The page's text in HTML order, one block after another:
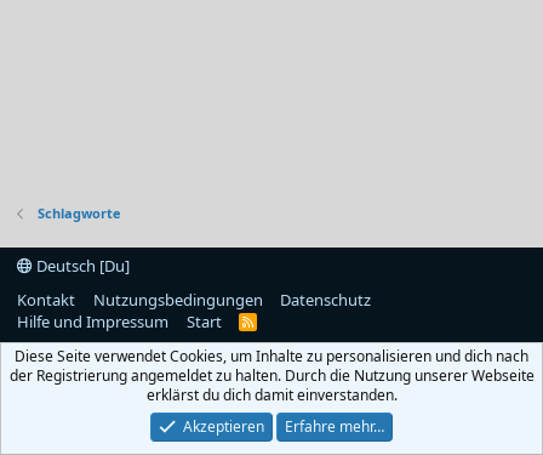
Schlagworte
Deutsch [Du]
Kontakt
Nutzungsbedingungen
Datenschutz
Hilfe und Impressum
Start
R
S
Diese Seite verwendet Cookies, um Inhalte zu personalisieren und dich nach
der Registrierung angemeldet zu halten. Durch die Nutzung unserer Webseite
erklärst du dich damit einverstanden.
Akzeptieren
Erfahre mehr…